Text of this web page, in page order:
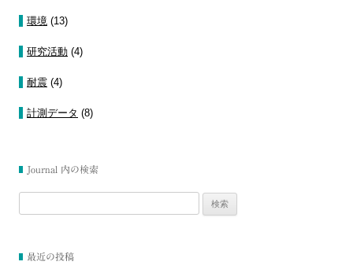
環境 (13)
研究活動 (4)
耐震 (4)
計測データ (8)
Journal 内の検索
最近の投稿